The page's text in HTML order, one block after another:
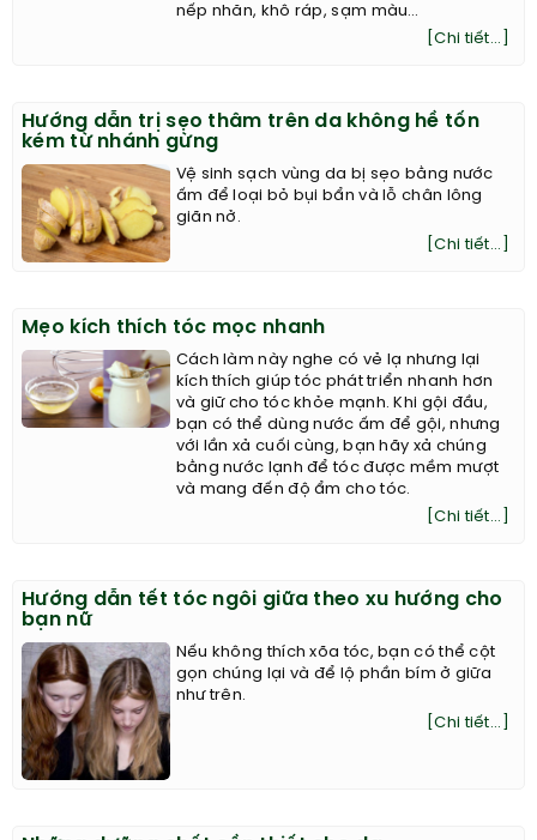
nếp nhăn, khô ráp, sạm màu…
[Chi tiết...]
Hướng dẫn trị sẹo thâm trên da không hề tốn
kém từ nhánh gừng
Vệ sinh sạch vùng da bị sẹo bằng nước
ấm để loại bỏ bụi bẩn và lỗ chân lông
giãn nở.
[Chi tiết...]
Mẹo kích thích tóc mọc nhanh
Cách làm này nghe có vẻ lạ nhưng lại
kích thích giúp tóc phát triển nhanh hơn
và giữ cho tóc khỏe mạnh. Khi gội đầu,
bạn có thể dùng nước ấm để gội, nhưng
với lần xả cuối cùng, bạn hãy xả chúng
bằng nước lạnh để tóc được mềm mượt
và mang đến độ ẩm cho tóc.
[Chi tiết...]
Hướng dẫn tết tóc ngôi giữa theo xu hướng cho
bạn nữ
Nếu không thích xõa tóc, bạn có thể cột
gọn chúng lại và để lộ phần bím ở giữa
như trên.
[Chi tiết...]